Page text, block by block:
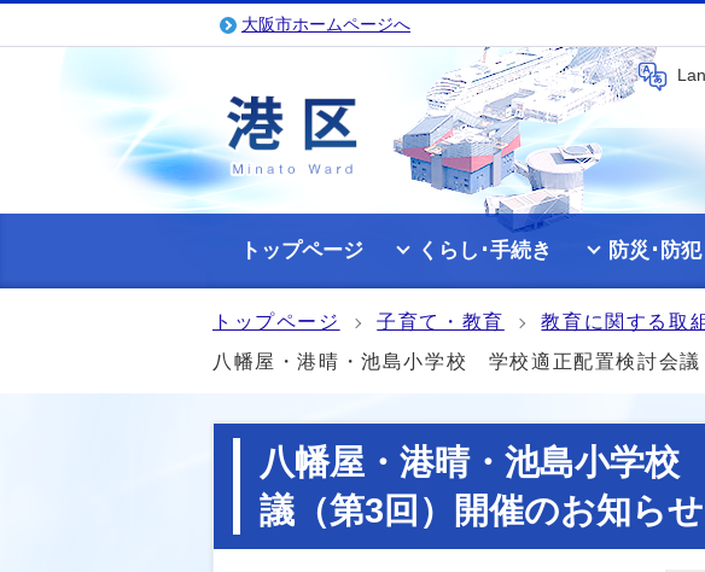
大阪市ホームページへ
トップページ くらし･手続き 防災･防犯
トップページ 子育て・教育 教育に関する取
八幡屋・港晴・池島小学校 学校適正配置検討会
八幡屋・港晴・池島小学
議（第3回）開催のお知らせ